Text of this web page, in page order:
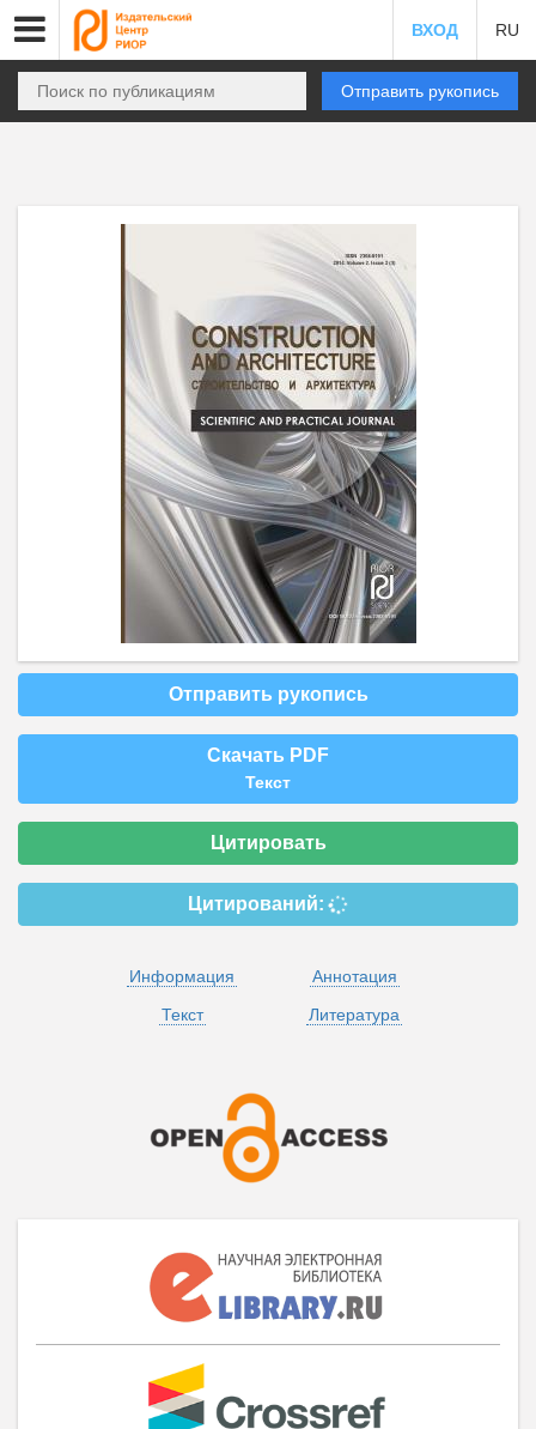
ВХОД RU
Отправить рукопись
Отправить рукопись
Скачать PDF
Текст
Цитировать
Цитирований:
Информация
Аннотация
Текст
Литература